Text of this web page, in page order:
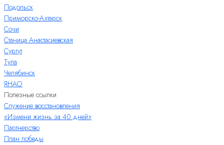
Подольск
Приморско-Ахтарск
Сочи
Станица Анастасиевская
Сургут
Тула
Челябинск
ЯНАО
Полезные ссылки
Служение восстановления
«Измени жизнь за 40 дней»
Партнерство
План победы